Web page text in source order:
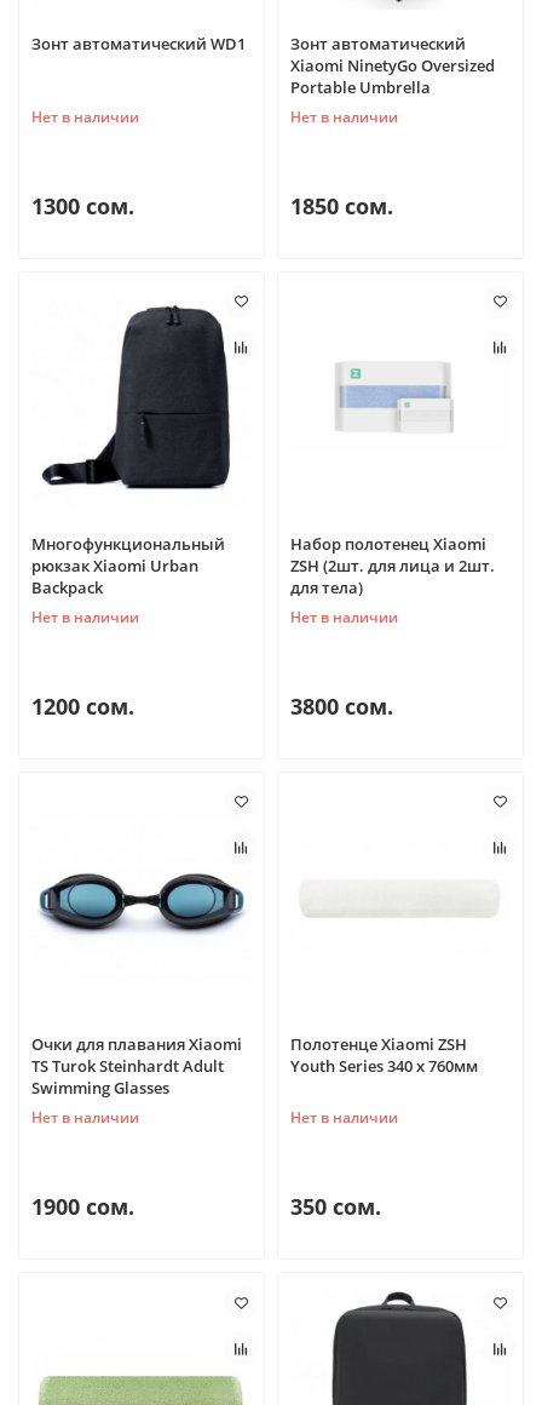
Зонт автоматический WD1
Нет в наличии
1300 сом.
Зонт автоматический
Xiaomi NinetyGo Oversized
Portable Umbrella
Нет в наличии
1850 сом.
Многофункциональный
рюкзак Xiaomi Urban
Backpack
Нет в наличии
1200 сом.
Набор полотенец Xiaomi
ZSH (2шт. для лица и 2шт.
для тела)
Нет в наличии
3800 сом.
Очки для плавания Xiaomi
TS Turok Steinhardt Adult
Swimming Glasses
Нет в наличии
1900 сом.
Полотенце Xiaomi ZSH
Youth Series 340 x 760мм
Нет в наличии
350 сом.